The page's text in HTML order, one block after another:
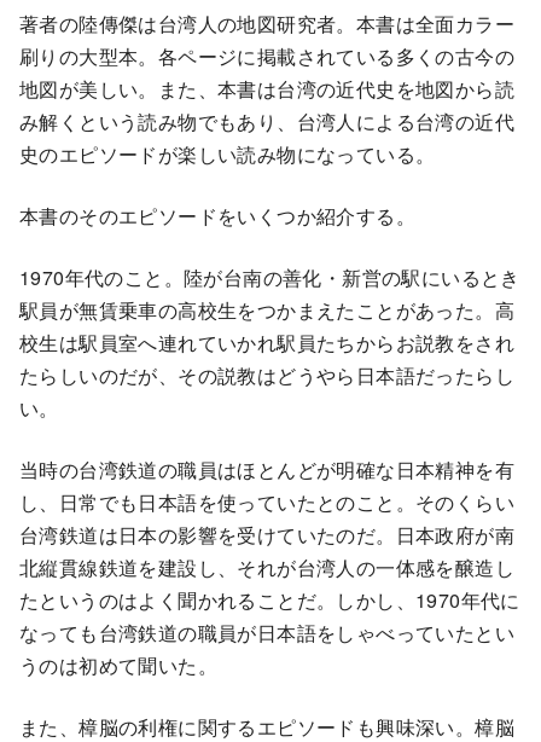
著者の陸傳傑は台湾人の地図研究者。本書は全面カラー
刷りの大型本。各ページに掲載されている多くの古今の
地図が美しい。また、本書は台湾の近代史を地図から読
み解くという読み物でもあり、台湾人による台湾の近代
史のエピソードが楽しい読み物になっている。
本書のそのエピソードをいくつか紹介する。
1970年代のこと。陸が台南の善化・新営の駅にいるとき
駅員が無賃乗車の高校生をつかまえたことがあった。高
校生は駅員室へ連れていかれ駅員たちからお説教をされ
たらしいのだが、その説教はどうやら日本語だったらし
い。
当時の台湾鉄道の職員はほとんどが明確な日本精神を有
し、日常でも日本語を使っていたとのこと。そのくらい
台湾鉄道は日本の影響を受けていたのだ。日本政府が南
北縦貫線鉄道を建設し、それが台湾人の一体感を醸造し
たというのはよく聞かれることだ。しかし、1970年代に
なっても台湾鉄道の職員が日本語をしゃべっていたとい
うのは初めて聞いた。
また、樟脳の利権に関するエピソードも興味深い。樟脳